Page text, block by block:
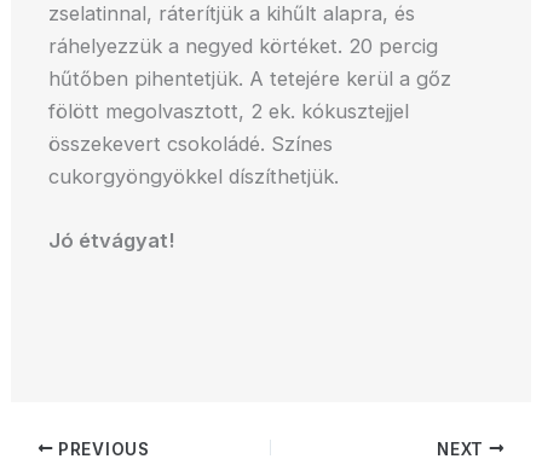
zselatinnal, ráterítjük a kihűlt alapra, és
ráhelyezzük a negyed körtéket. 20 percig
hűtőben pihentetjük. A tetejére kerül a gőz
fölött megolvasztott, 2 ek. kókusztejjel
összekevert csokoládé. Színes
cukorgyöngyökkel díszíthetjük.
Jó étvágyat!
PREVIOUS NEXT